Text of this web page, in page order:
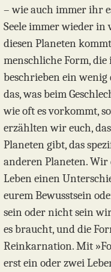
– wie auch immer ihr
Seele immer wieder in
diesen Planeten
menschliche Form,
beschrieben ein wenig
das, was beim
wie oft es vorkommt,
erzählten wir euch,
Planeten gibt, das
anderen Planeten. Wir
Leben einen
eurem Bewusstsein
sein oder nicht sein
es braucht, und die
Reinkarnation. Mit
erst ein oder zwei